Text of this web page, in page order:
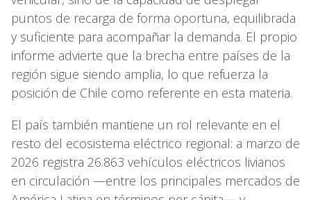
puntos de recarga de forma oportuna, equilibrada
y suficiente para acompañar la demanda. El propio
informe advierte que la brecha entre países de la
región sigue siendo amplia, lo que refuerza la
posición de Chile como referente en esta materia.
El país también mantiene un rol relevante en el
resto del ecosistema eléctrico regional: a marzo de
2026 registra 26.863 vehículos eléctricos livianos
en circulación —entre los principales mercados de